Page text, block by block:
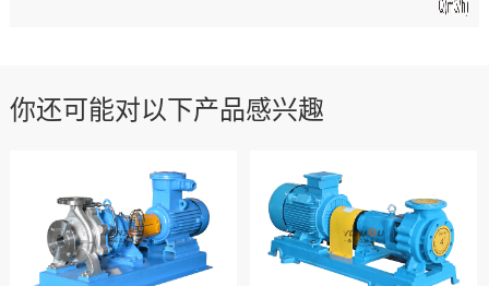
你还可能对以下产品感兴趣